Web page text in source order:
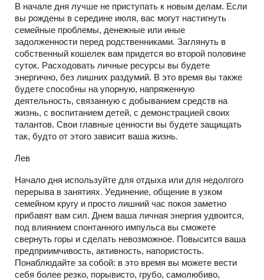
В начале дня лучше не приступать к новым делам. Если
вы рождены в середине июля, вас могут настигнуть
семейные проблемы, денежные или иные
задолженности перед родственниками. Заглянуть в
собственный кошелек вам придется во второй половине
суток. Расходовать личные ресурсы вы будете
энергично, без лишних раздумий. В это время вы также
будете способны на упорную, напряженную
деятельность, связанную с добыванием средств на
жизнь, с воспитанием детей, с демонстрацией своих
талантов. Свои главные ценности вы будете защищать
так, будто от этого зависит ваша жизнь.
Лев
Начало дня используйте для отдыха или для недолгого
перерыва в занятиях. Уединение, общение в узком
семейном кругу и просто лишний час покоя заметно
прибавят вам сил. Днем ваша личная энергия удвоится,
под влиянием спонтанного импульса вы сможете
свернуть горы и сделать невозможное. Повысится ваша
предприимчивость, активность, напористость.
Понаблюдайте за собой: в это время вы можете вести
себя более резко, порывисто, грубо, самолюбиво,